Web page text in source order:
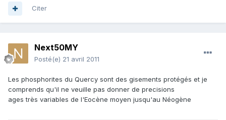
Citer
Next50MY
Posté(e) 21 avril 2011
Les phosphorites du Quercy sont des gisements protégés et je
comprends qu'il ne veuille pas donner de precisions
ages très variables de l'Eocène moyen jusqu'au Néogène